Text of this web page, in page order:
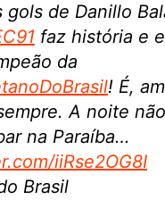
gols de Danillo
faz história e
da
! É,
A noite
na Paraíba…
iiRse2OG8I
Brasil